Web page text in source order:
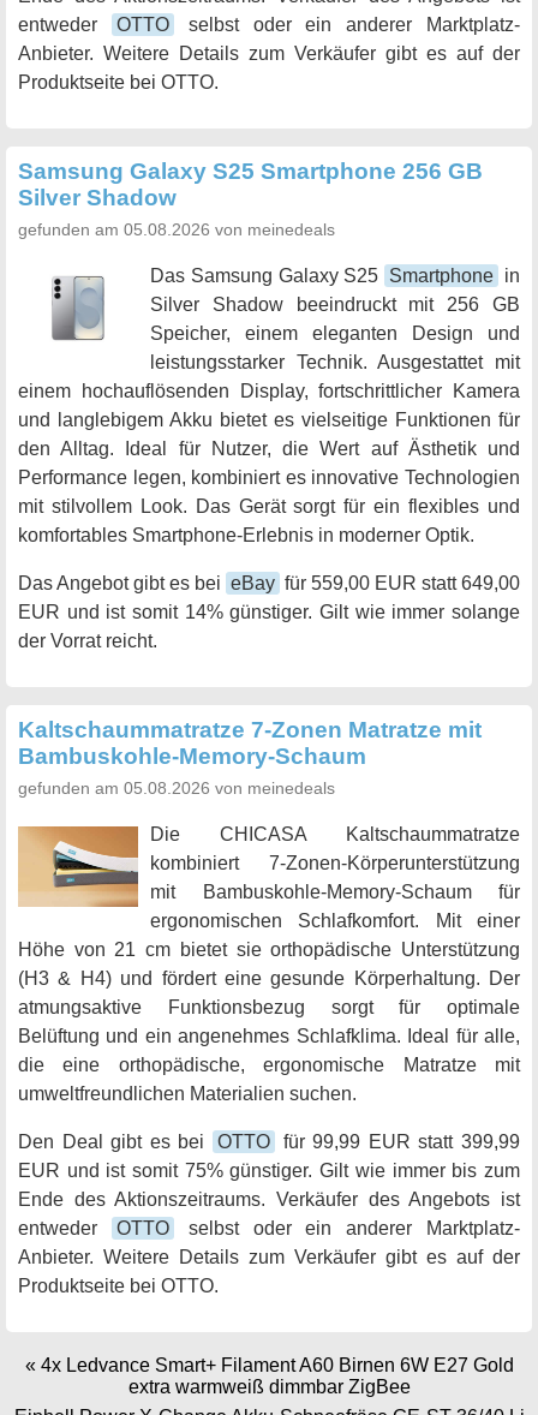
entweder
OTTO
selbst oder ein anderer Marktplatz-
Anbieter. Weitere Details zum Verkäufer gibt es auf der
Produktseite bei OTTO.
Samsung Galaxy S25 Smartphone 256 GB
Silver Shadow
gefunden am 05.08.2026 von meinedeals
Das Samsung Galaxy S25 Smartphone in
Silver Shadow beeindruckt mit 256 GB
Speicher, einem eleganten Design und
leistungsstarker Technik. Ausgestattet mit
einem hochauflösenden Display, fortschrittlicher Kamera
und langlebigem Akku bietet es vielseitige Funktionen für
den Alltag. Ideal für Nutzer, die Wert auf Ästhetik und
Performance legen, kombiniert es innovative Technologien
mit stilvollem Look. Das Gerät sorgt für ein flexibles und
komfortables Smartphone-Erlebnis in moderner Optik.
Das Angebot gibt es bei eBay für 559,00 EUR statt 649,00
EUR und ist somit 14% günstiger. Gilt wie immer solange
der Vorrat reicht.
Kaltschaummatratze 7-Zonen Matratze mit
Bambuskohle-Memory-Schaum
gefunden am 05.08.2026 von meinedeals
Die CHICASA Kaltschaummatratze
kombiniert 7-Zonen-Körperunterstützung
mit Bambuskohle-Memory-Schaum für
ergonomischen Schlafkomfort. Mit einer
Höhe von 21 cm bietet sie orthopädische Unterstützung
(H3 & H4) und fördert eine gesunde Körperhaltung. Der
atmungsaktive Funktionsbezug sorgt für optimale
Belüftung und ein angenehmes Schlafklima. Ideal für alle,
die eine orthopädische, ergonomische Matratze mit
umweltfreundlichen Materialien suchen.
Den Deal gibt es bei OTTO
für 99,99 EUR statt 399,99
EUR und ist somit 75% günstiger. Gilt wie immer bis zum
Ende des Aktionszeitraums. Verkäufer des Angebots ist
entweder
OTTO
selbst oder ein anderer Marktplatz-
Anbieter. Weitere Details zum Verkäufer gibt es auf der
Produktseite bei OTTO.
« 4x Ledvance Smart+ Filament A60 Birnen 6W E27 Gold
extra warmweiß dimmbar ZigBee